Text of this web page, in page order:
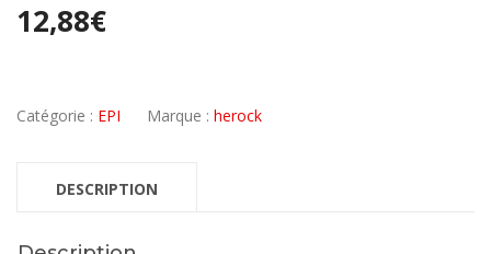
12,88€
Catégorie : EPI Marque : herock
DESCRIPTION